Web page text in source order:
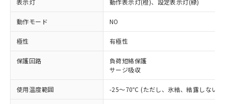
表示灯 動作表示灯(橙)、設定表示灯(緑)
動作モード NO
極性 有極性
保護回路
負荷短絡保護
サージ吸収
使用温度範囲 -25～70℃ (ただし、氷結、結露しない
※1 対応状況
対応済み：EU RoHS指令（10物質）の
非含有に対応した製品が提供可能な商品で